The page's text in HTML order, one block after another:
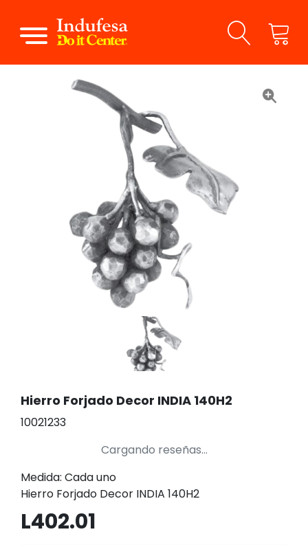
Hierro Forjado Decor INDIA 140H2
10021233
Cargando reseñas...
Medida: Cada uno
Hierro Forjado Decor INDIA 140H2
L402.01